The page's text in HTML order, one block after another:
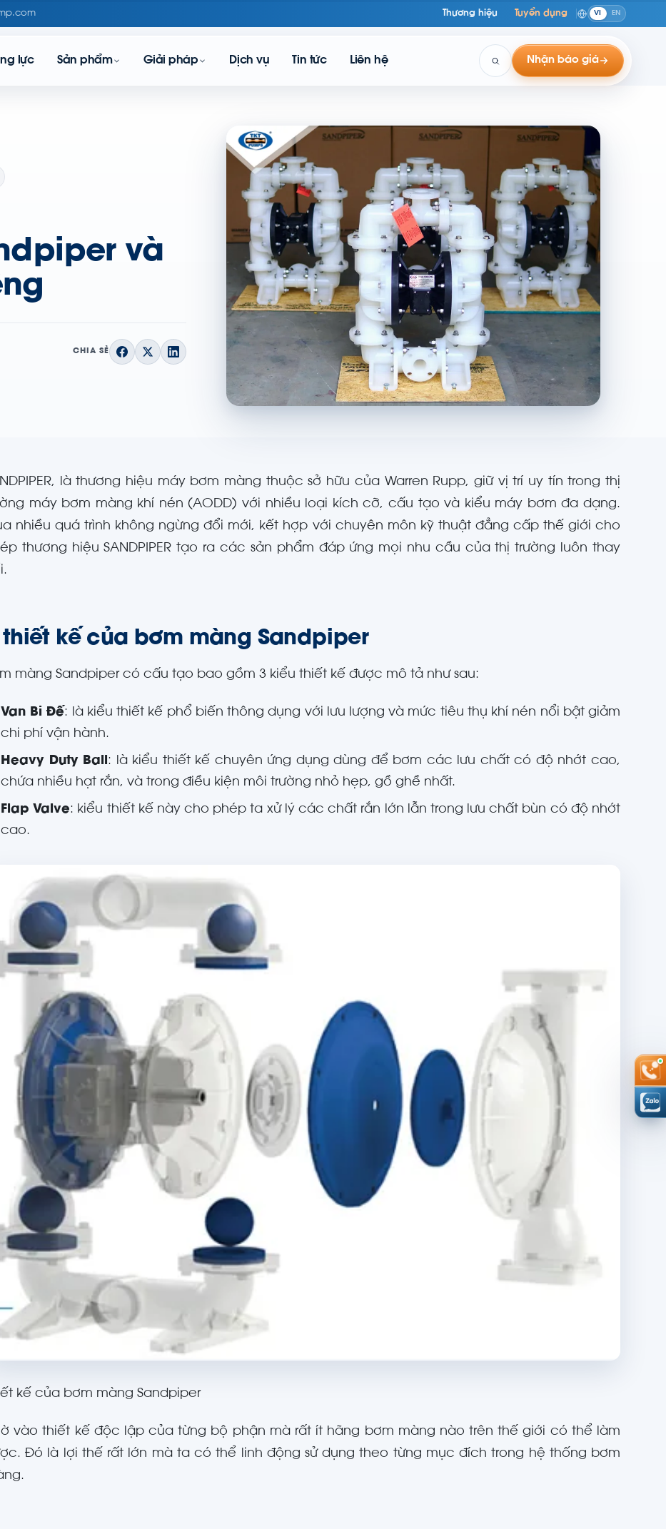
Thương hiệu Tuyển dụng VI EN
lực Sản phẩm Giải pháp Dịch vụ Tin tức Liên hệ Nhận báo giá
và
CHIA SẺ
là thương hiệu máy bơm màng thuộc sở hữu của Warren Rupp, giữ vị trí uy tín trong thị
máy bơm màng khí nén (AODD) với nhiều loại kích cỡ, cấu tạo và kiểu máy bơm đa dạng.
nhiều quá trình không ngừng đổi mới, kết hợp với chuyên môn kỹ thuật đẳng cấp thế giới cho
thương hiệu SANDPIPER tạo ra các sản phẩm đáp ứng mọi nhu cầu của thị trường luôn thay
thiết kế của bơm màng Sandpiper
màng Sandpiper có cấu tạo bao gồm 3 kiểu thiết kế được mô tả như sau:
Van Bi Đế: là kiểu thiết kế phổ biến thông dụng với lưu lượng và mức tiêu thụ khí nén nổi bật giảm
chi phí vận hành.
Heavy Duty Ball: là kiểu thiết kế chuyên ứng dụng dùng để bơm các lưu chất có độ nhớt cao,
chứa nhiều hạt rắn, và trong điều kiện môi trường nhỏ hẹp, gồ ghề nhất.
Flap Valve: kiểu thiết kế này cho phép ta xử lý các chất rắn lớn lẫn trong lưu chất bùn có độ nhớt
cao.
kế của bơm màng Sandpiper
vào thiết kế độc lập của từng bộ phận mà rất ít hãng bơm màng nào trên thế giới có thể làm
Đó là lợi thế rất lớn mà ta có thể linh động sử dụng theo từng mục đích trong hệ thống bơm